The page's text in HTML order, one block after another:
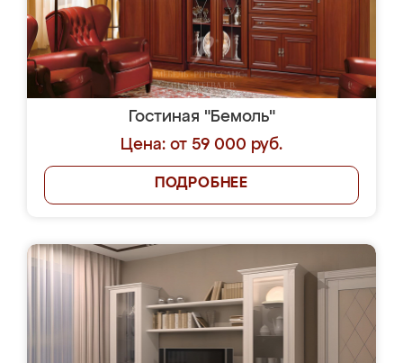
Гостиная "Бемоль"
Цена: от 59 000 руб.
ПОДРОБНЕЕ